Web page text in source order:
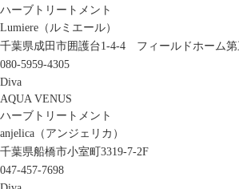
ハーブトリートメント
Lumiere（ルミエール）
千葉県成田市囲護台1-4-4 フィールドホーム第
080-5959-4305
Diva
AQUA VENUS
ハーブトリートメント
anjelica（アンジェリカ）
千葉県船橋市小室町3319-7-2F
047-457-7698